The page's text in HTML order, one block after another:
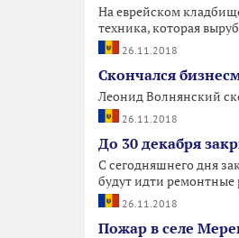
На еврейском
техника, которая
26.11.2018
Скончался
Леонид Волнянский
26.11.2018
До 30 декабря
С сегодняшнего дня
будут идти ремонтные
26.11.2018
Пожар в селе